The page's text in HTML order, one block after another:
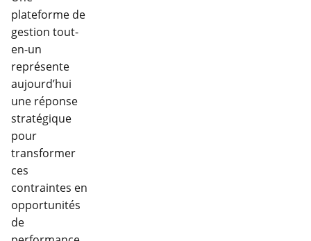
plateforme de
gestion tout-
en-un
représente
aujourd’hui
une réponse
stratégique
pour
transformer
ces
contraintes en
opportunités
de